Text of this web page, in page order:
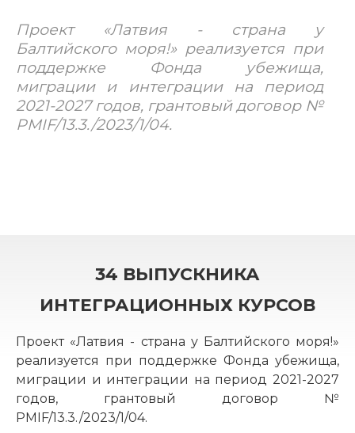
Проект «Латвия - страна у
Балтийского моря!» реализуется при
поддержке Фонда убежища,
миграции и интеграции на период
2021-2027 годов, грантовый договор №
PMIF/13.3./2023/1/04.
34 ВЫПУСКНИКА
ИНТЕГРАЦИОННЫХ КУРСОВ
Проект «Латвия - страна у Балтийского моря!»
реализуется при поддержке Фонда убежища,
миграции и интеграции на период 2021-2027
годов, грантовый договор №
PMIF/13.3./2023/1/04.